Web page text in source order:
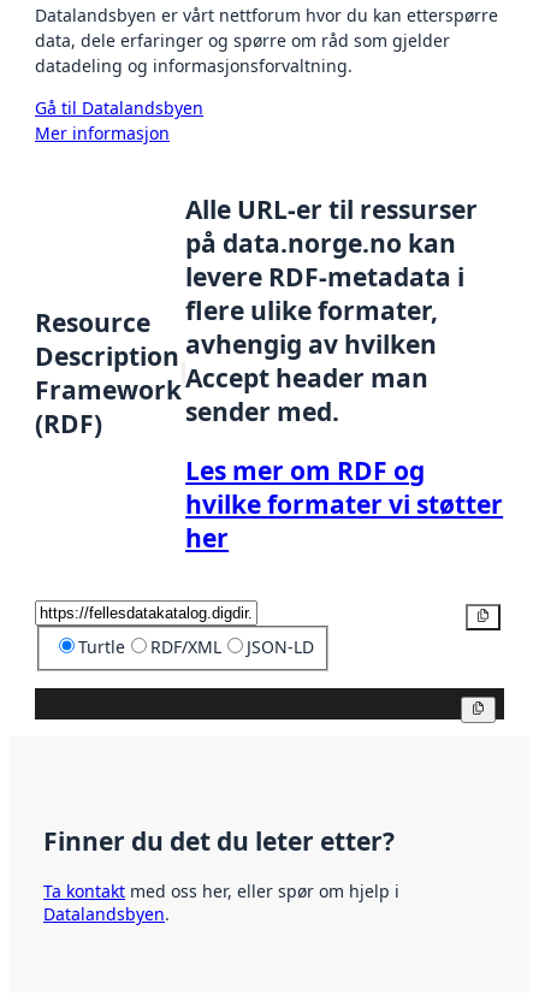
Datalandsbyen er vårt nettforum hvor du kan etterspørre
data, dele erfaringer og spørre om råd som gjelder
datadeling og informasjonsforvaltning.
Gå til Datalandsbyen
Mer informasjon
Resource
Description
Framework
(RDF)
Alle URL-er til ressurser
på data.norge.no kan
levere RDF-metadata i
flere ulike formater,
avhengig av hvilken
Accept header man
sender med.
Les mer om RDF og
hvilke formater vi støtter
her
Turtle RDF/XML JSON-LD
Finner du det du leter etter?
Ta kontakt med oss her, eller spør om hjelp i
Datalandsbyen.